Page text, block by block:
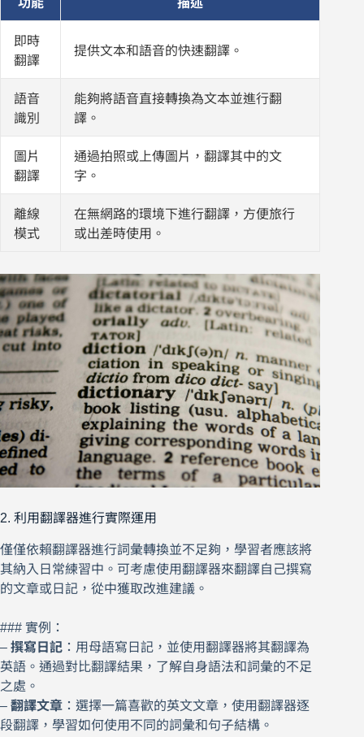
功能 描述
即時
翻譯
提供文本和語音的快速翻譯。
語音
識別
能夠將語音直接轉換為文本並進行翻
譯。
圖片
翻譯
通過拍照或上傳圖片，翻譯其中的文
字。
離線
模式
在無網路的環境下進行翻譯，方便旅行
或出差時使用。
2. 利用翻譯器進行實際運用
僅僅依賴翻譯器進行詞彙轉換並不足夠，學習者應該將
其納入日常練習中。可考慮使用翻譯器來翻譯自己撰寫
的文章或日記，從中獲取改進建議。
### 實例：
– 撰寫日記 ：用母語寫日記，並使用翻譯器將其翻譯為
英語。通過對比翻譯結果，了解自身語法和詞彙的不足
之處。
– 翻譯文章 ：選擇一篇喜歡的英文文章，使用翻譯器逐
段翻譯，學習如何使用不同的詞彙和句子結構。